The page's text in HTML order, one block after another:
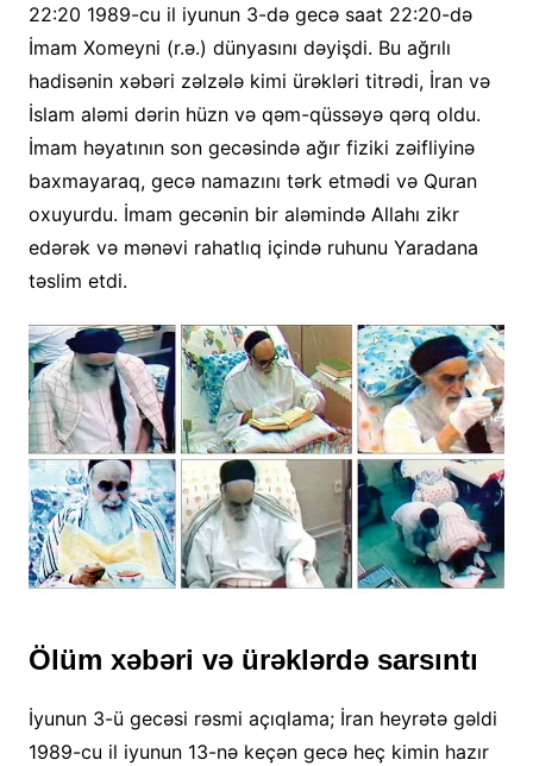
22:20 1989-cu il iyunun 3-də gecə saat 22:20-də
İmam Xomeyni (r.ə.) dünyasını dəyişdi. Bu ağrılı
hadisənin xəbəri zəlzələ kimi ürəkləri titrədi, İran və
İslam aləmi dərin hüzn və qəm-qüssəyə qərq oldu.
İmam həyatının son gecəsində ağır fiziki zəifliyinə
baxmayaraq, gecə namazını tərk etmədi və Quran
oxuyurdu. İmam gecənin bir aləmində Allahı zikr
edərək və mənəvi rahatlıq içində ruhunu Yaradana
təslim etdi.
Ölüm xəbəri və ürəklərdə sarsıntı
İyunun 3-ü gecəsi rəsmi açıqlama; İran heyrətə gəldi
1989-cu il iyunun 13-nə keçən gecə heç kimin hazır